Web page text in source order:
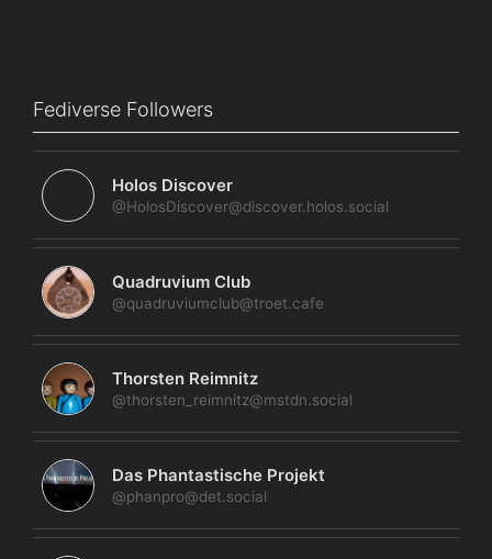
Fediverse Followers
Holos Discover
@HolosDiscover@discover.holos.social
Quadruvium Club
@quadruviumclub@troet.cafe
Thorsten Reimnitz
@thorsten_reimnitz@mstdn.social
Das Phantastische Projekt
@phanpro@det.social